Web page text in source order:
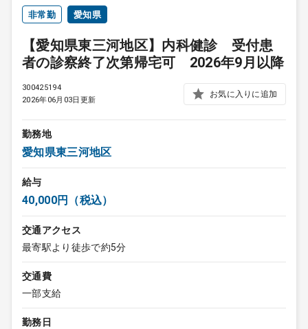
非常勤 愛知県
【愛知県東三河地区】内科健診 受付患
者の診察終了次第帰宅可 2026年9月以降
300425194
2026年06月03日更新
お気に入りに追加
勤務地
愛知県東三河地区
給与
40,000円（税込）
交通アクセス
最寄駅より徒歩で約5分
交通費
一部支給
勤務日